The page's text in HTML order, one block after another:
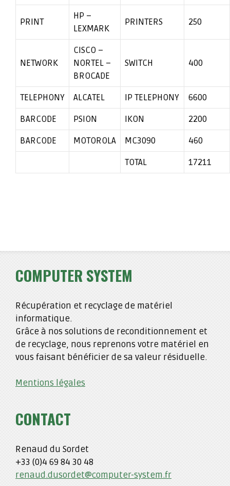
PRINT
HP –
LEXMARK
PRINTERS 250
NETWORK
CISCO –
NORTEL –
BROCADE
SWITCH 400
TELEPHONY ALCATEL IP TELEPHONY
6600
BARCODE
PSION IKON
2200
BARCODE
MOTOROLA MC3090
460
TOTAL
17211
COMPUTER SYSTEM
Récupération et recyclage de matériel
informatique.
Grâce à nos solutions de reconditionnement et
de recyclage, nous reprenons votre matériel en
vous faisant bénéficier de sa valeur résiduelle.
Mentions légales
CONTACT
Renaud du Sordet
+33 (0)4 69 84 30 48
renaud.dusordet@computer-system.fr